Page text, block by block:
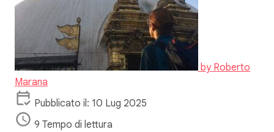
by Roberto
Marana
Pubblicato il: 10 Lug 2025
9 Tempo di lettura